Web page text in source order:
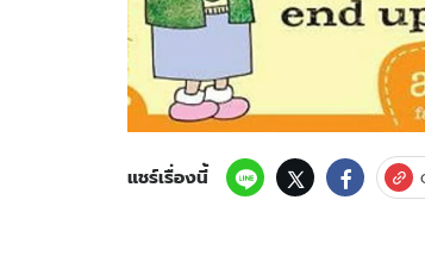
แชร์เรื่องนี้